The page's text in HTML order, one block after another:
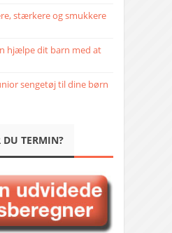
stærkere og smukkere
hjælpe dit barn med at
sengetøj til dine børn
DU TERMIN?